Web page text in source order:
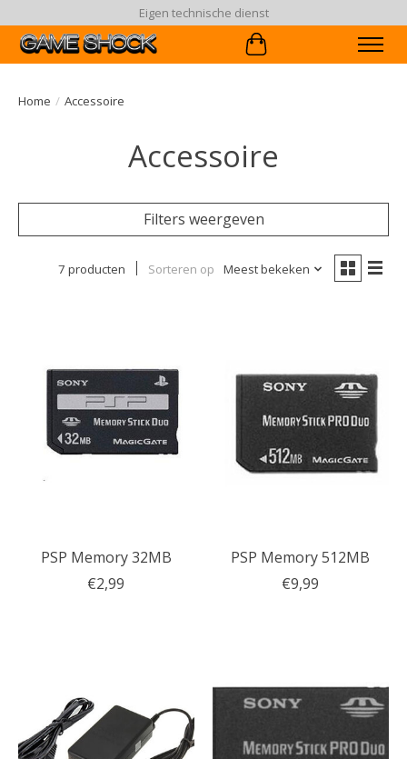
Eigen technische dienst
Winkelwagen
Home / Accessoire
Accessoire
Filters weergeven
7 producten Sorteren op Meest bekeken
PSP Memory 32MB
€2,99
PSP Memory 512MB
€9,99